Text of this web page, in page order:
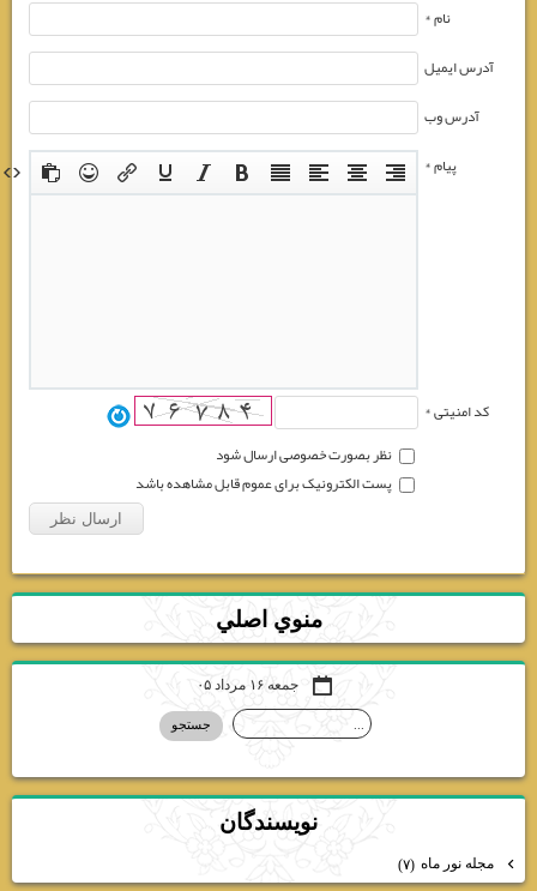
نام *
آدرس ایمیل
آدرس وب
پیام *
کد امنیتی *
نظر بصورت خصوصی ارسال شود
پست الکترونیک برای عموم قابل مشاهده باشد
منوي اصلي
جمعه ۱۶ مرداد ۰۵
نويسندگان
مجله نور ماه(۷)